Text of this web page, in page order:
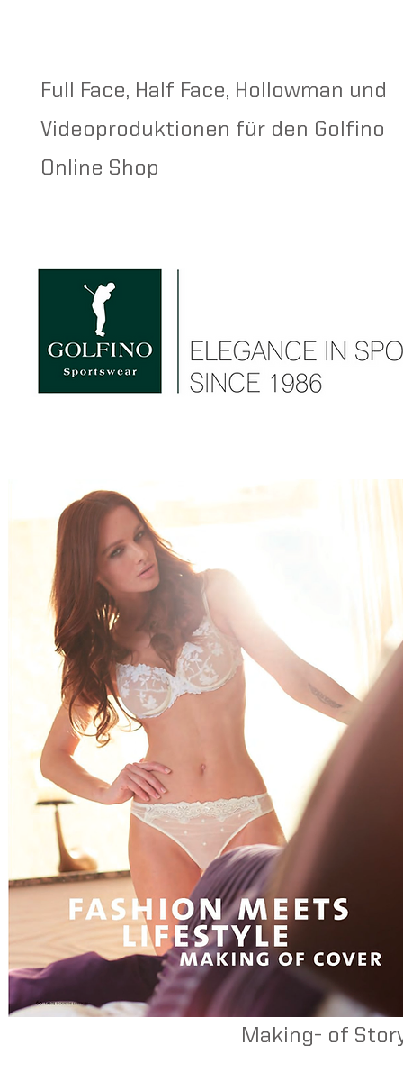
Full Face, Half Face, Hollowman und
Videoproduktionen für den Golfino
Online Shop
Making- of